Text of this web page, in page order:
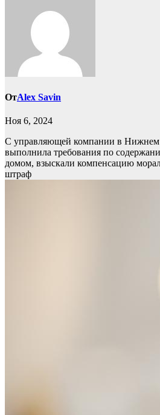
ОтAlex Savin
Ноя 6, 2024
С управляющей компании в Нижнем
выполнила требования по
домом, взыскали компенсацию
штраф